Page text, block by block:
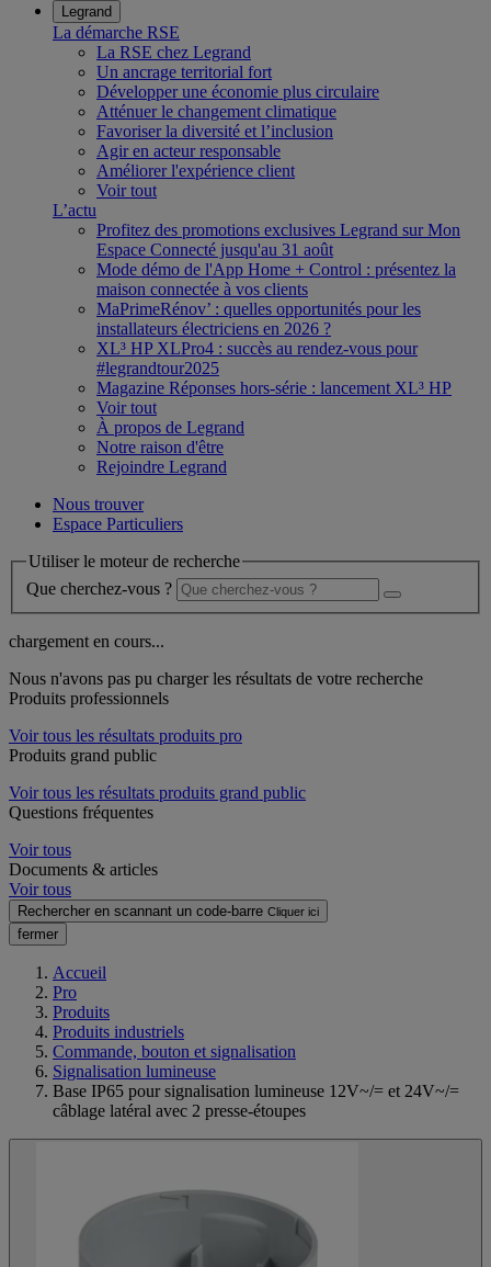
Legrand
La démarche RSE
La RSE chez Legrand
Un ancrage territorial fort
Développer une économie plus circulaire
Atténuer le changement climatique
Favoriser la diversité et l’inclusion
Agir en acteur responsable
Améliorer l'expérience client
Voir tout
L’actu
Profitez des promotions exclusives Legrand sur Mon
Espace Connecté jusqu'au 31 août
Mode démo de l'App Home + Control : présentez la
maison connectée à vos clients
MaPrimeRénov’ : quelles opportunités pour les
installateurs électriciens en 2026 ?
XL³ HP XLPro4 : succès au rendez-vous pour
#legrandtour2025
Magazine Réponses hors-série : lancement XL³ HP
Voir tout
À propos de Legrand
Notre raison d'être
Rejoindre Legrand
Nous trouver
Espace Particuliers
Utiliser le moteur de recherche
Que cherchez-vous ?
chargement en cours...
Nous n'avons pas pu charger les résultats de votre recherche
Produits professionnels
Voir tous les résultats produits pro
Produits grand public
Voir tous les résultats produits grand public
Questions fréquentes
Voir tous
Documents & articles
Voir tous
Rechercher en scannant un code-barre Cliquer ici
fermer
Accueil
Pro
Produits
Produits industriels
Commande, bouton et signalisation
Signalisation lumineuse
Base IP65 pour signalisation lumineuse 12V~/= et 24V~/=
câblage latéral avec 2 presse-étoupes